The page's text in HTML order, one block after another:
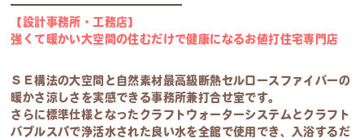
【設計事務所・工務店】
強くて暖かい大空間の住むだけで健康になるお値打住宅専門店
ＳＥ構法の大空間と自然素材最高級断熱セルロースファイバーの
暖かさ涼しさを実感できる事務所兼打合せ室です。
さらに標準仕様となったクラフトウォーターシステムとクラフト
バブルスパで浄活水された良い水を全館で使用でき、入浴するだ